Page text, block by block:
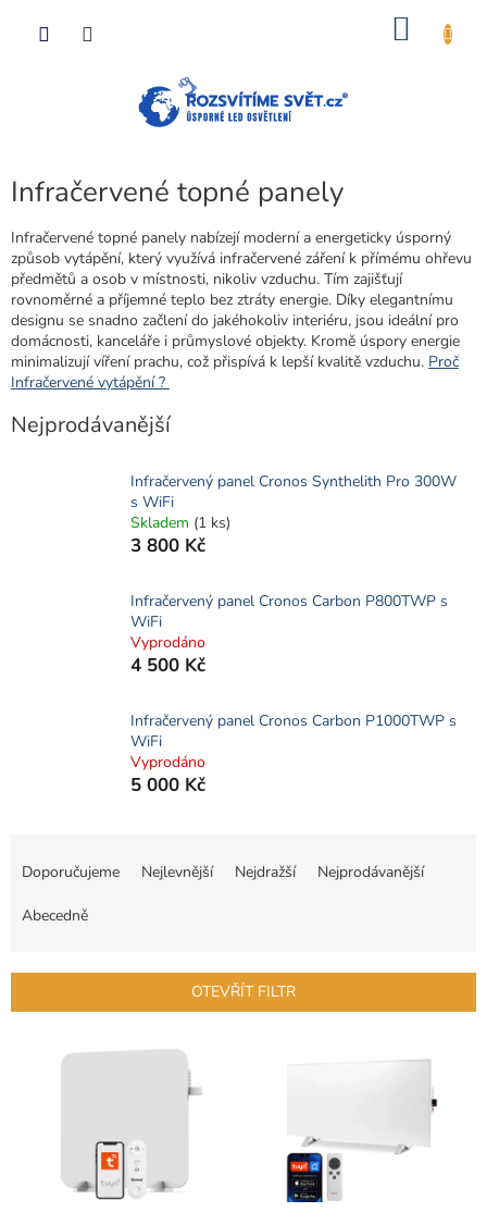
Infračervené topné panely
Infračervené topné panely nabízejí moderní a energeticky úsporný
způsob vytápění, který využívá infračervené záření k přímému ohřevu
předmětů a osob v místnosti, nikoliv vzduchu. Tím zajišťují
rovnoměrné a příjemné teplo bez ztráty energie. Díky elegantnímu
designu se snadno začlení do jakéhokoliv interiéru, jsou ideální pro
domácnosti, kanceláře i průmyslové objekty. Kromě úspory energie
minimalizují víření prachu, což přispívá k lepší kvalitě vzduchu. Proč
Infračervené vytápění ?
Nejprodávanější
Infračervený panel Cronos Synthelith Pro 300W
s WiFi
Skladem (1 ks)
3 800 Kč
Infračervený panel Cronos Carbon P800TWP s
WiFi
Vyprodáno
4 500 Kč
Infračervený panel Cronos Carbon P1000TWP s
WiFi
Vyprodáno
5 000 Kč
í
r
Doporučujeme Nejlevnější Nejdražší Nejprodávanější
Abecedně
OTEVŘÍT FILTR